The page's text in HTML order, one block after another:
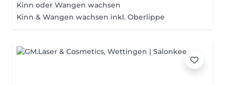
Kinn oder Wangen wachsen
Kinn & Wangen wachsen inkl. Oberlippe